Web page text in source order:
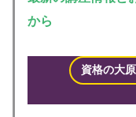
から
資格の大